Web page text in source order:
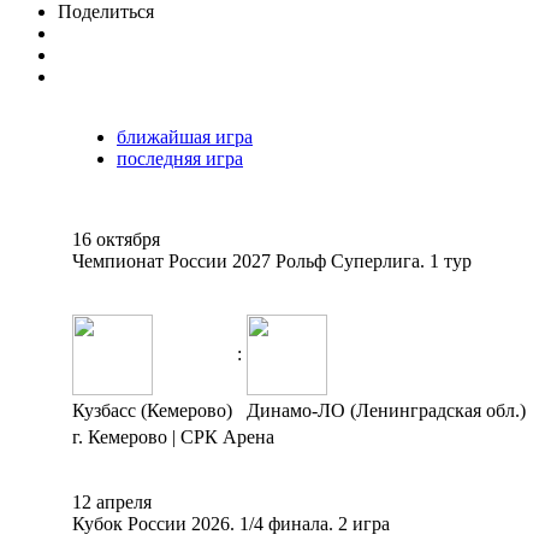
Поделиться
ближайшая игра
последняя игра
16 октября
Чемпионат России 2027 Рольф Суперлига. 1 тур
:
Кузбасс (Кемерово)
Динамо-ЛО (Ленинградская обл.)
г. Кемерово | СРК Арена
12 апреля
Кубок России 2026. 1/4 финала. 2 игра